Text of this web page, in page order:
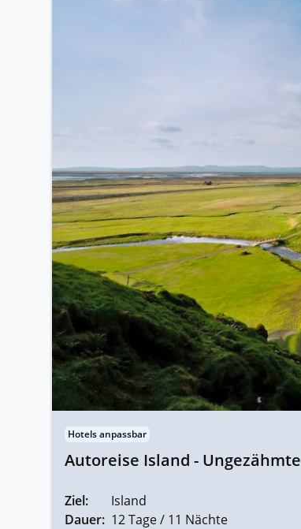
Hotels anpassbar
Autoreise Island -
Ziel:
Island
Dauer: 12 Tage / 11 Nächte